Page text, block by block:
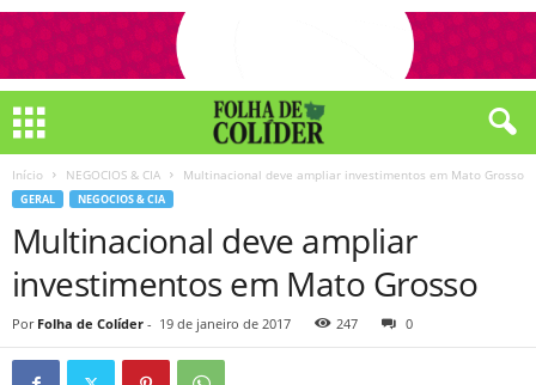
Início NEGOCIOS & CIA Multinacional deve ampliar investimentos em Mato Grosso
GERAL NEGOCIOS & CIA
Multinacional deve ampliar
investimentos em Mato Grosso
Por Folha de Colíder - 19 de janeiro de 2017 247 0